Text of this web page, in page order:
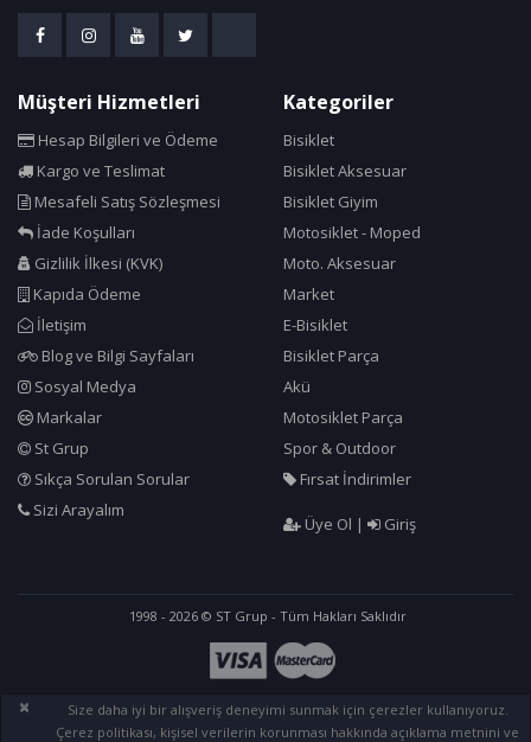
Müşteri Hizmetleri
Hesap Bilgileri ve Ödeme
Kargo ve Teslimat
Mesafeli Satış Sözleşmesi
İade Koşulları
Gizlilik İlkesi (KVK)
Kapıda Ödeme
İletişim
Blog ve Bilgi Sayfaları
Sosyal Medya
Markalar
St Grup
Sıkça Sorulan Sorular
Sizi Arayalım
Kategoriler
Bisiklet
Bisiklet Aksesuar
Bisiklet Giyim
Motosiklet - Moped
Moto. Aksesuar
Market
E-Bisiklet
Bisiklet Parça
Akü
Motosiklet Parça
Spor & Outdoor
Fırsat İndirimler
Üye Ol | Giriş
1998 - 2026 © ST Grup - Tüm Hakları Saklıdır
Size daha iyi bir alışveriş deneyimi sunmak için çerezler kullanıyoruz.
Çerez politikası, kişisel verilerin korunması hakkında açıklama metnini ve
×